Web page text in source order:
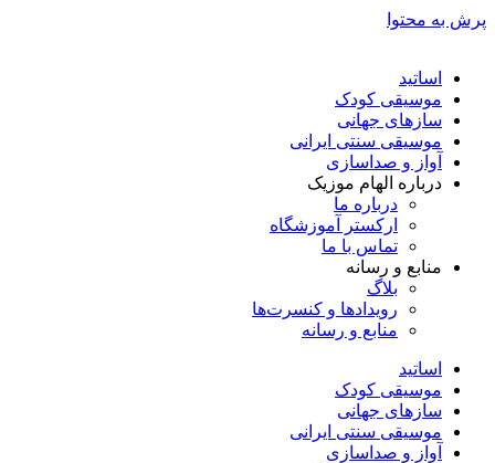
پرش به محتوا
اساتید
موسیقی کودک
سازهای جهانی
موسیقی سنتی ایرانی
آواز و صداسازی
درباره الهام موزیک
درباره ما
ارکستر آموزشگاه
تماس با ما
منابع و رسانه
بلاگ
رویدادها و کنسرت‌ها
منابع و رسانه
اساتید
موسیقی کودک
سازهای جهانی
موسیقی سنتی ایرانی
آواز و صداسازی